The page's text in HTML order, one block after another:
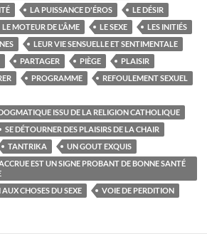
LA PUISSANCE D'ÉROS
LE DÉSIR
LE MOTEUR DE L'ÂME LE SEXE
LES INITIÉS
LEUR VIE SENSUELLE ET SENTIMENTALE
PARTAGER PIÈGE
PLAISIR
PROGRAMME
REFOULEMENT SEXUEL
ISSU DE LA RELIGION CATHOLIQUE
SE DÉTOURNER DES PLAISIRS DE LA CHAIR
TANTRIKA
UN GOUT EXQUIS
EST UN SIGNE PROBANT DE BONNE SANTÉ
CHOSES DU SEXE
VOIE DE PERDITION